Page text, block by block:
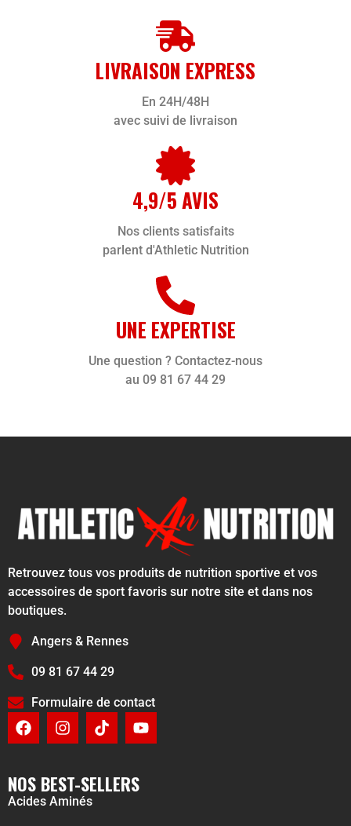
LIVRAISON EXPRESS
En 24H/48H
avec suivi de livraison
4,9/5 AVIS
Nos clients satisfaits
parlent d'Athletic Nutrition
UNE EXPERTISE
Une question ? Contactez-nous
au 09 81 67 44 29
Retrouvez tous vos produits de nutrition sportive et vos
accessoires de sport favoris sur notre site et dans nos
boutiques.
Angers & Rennes
09 81 67 44 29
Formulaire de contact
NOS BEST-SELLERS
Acides Aminés